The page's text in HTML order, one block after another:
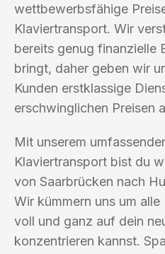
wettbewerbsfähige
Klaviertransport. Wir
bereits genug finanzielle
bringt, daher geben wir
Kunden erstklassige
erschwinglichen Preisen
Mit unserem
Klaviertransport bist du
von Saarbrücken nach
Wir kümmern uns um
voll und ganz auf dein
konzentrieren kannst.